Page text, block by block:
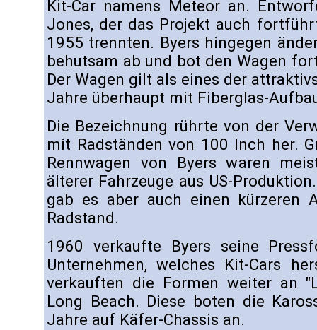
Kit-Car namens Meteor an.
Jones, der das Projekt auch
1955 trennten. Byers hingegen
behutsam ab und bot den Wagen
Der Wagen gilt als eines der
Jahre überhaupt mit Fiberglas-
Die Bezeichnung rührte von der
mit Radständen von 100 Inch her.
Rennwagen von Byers waren
älterer Fahrzeuge aus US-
gab es aber auch einen kürzeren
Radstand.
1960 verkaufte Byers seine
Unternehmen, welches Kit-Cars
verkauften die Formen weiter an
Long Beach. Diese boten die
Jahre auf Käfer-Chassis an.